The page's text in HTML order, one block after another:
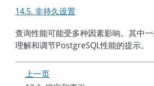
14.5. 非持久设置
查询性能可能受多种因素影响。其中
理解和调节PostgreSQL性能的提示。
上一页